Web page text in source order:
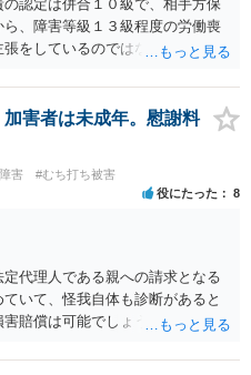
認定は併合１０級で、相手方保
、障害等級１３級程度の労働喪
をしているのではないでしょう
らないでしょう。今の弁護士と
だと思います。
害者は未成年。慰謝料
害 #むち打ち被害
役にたった 8
代理人である親への請求となる
いて、怪我自体も診断があると
賠償は可能でしょう。 整骨院へ
から提案される金額は低めに出さ